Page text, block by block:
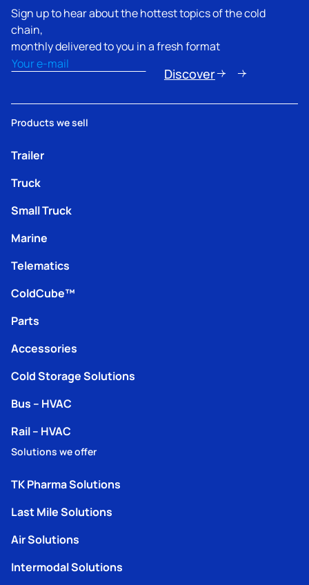
Sign up to hear about the hottest topics of the cold
chain,
monthly delivered to you in a fresh format
Email(erforderlich)
Discover
Products we sell
Trailer
Truck
Small Truck
Marine
Telematics
ColdCube™
Parts
Accessories
Cold Storage Solutions
Bus – HVAC
Rail – HVAC
Solutions we offer
TK Pharma Solutions
Last Mile Solutions
Air Solutions
Intermodal Solutions